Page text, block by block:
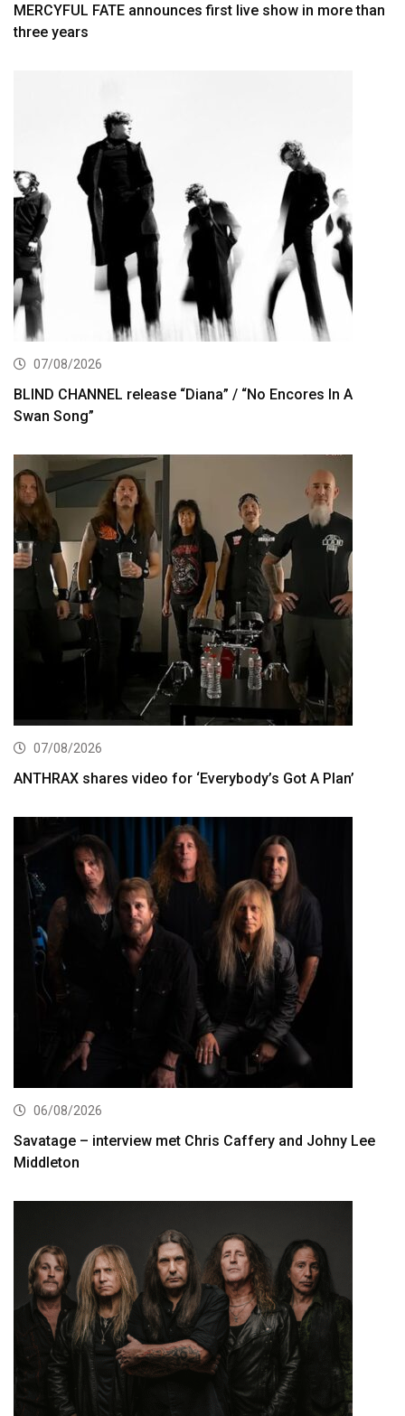
MERCYFUL FATE announces first live show in more than
three years
07/08/2026
BLIND CHANNEL release “Diana” / “No Encores In A
Swan Song”
07/08/2026
ANTHRAX shares video for ‘Everybody’s Got A Plan’
06/08/2026
Savatage – interview met Chris Caffery and Johny Lee
Middleton